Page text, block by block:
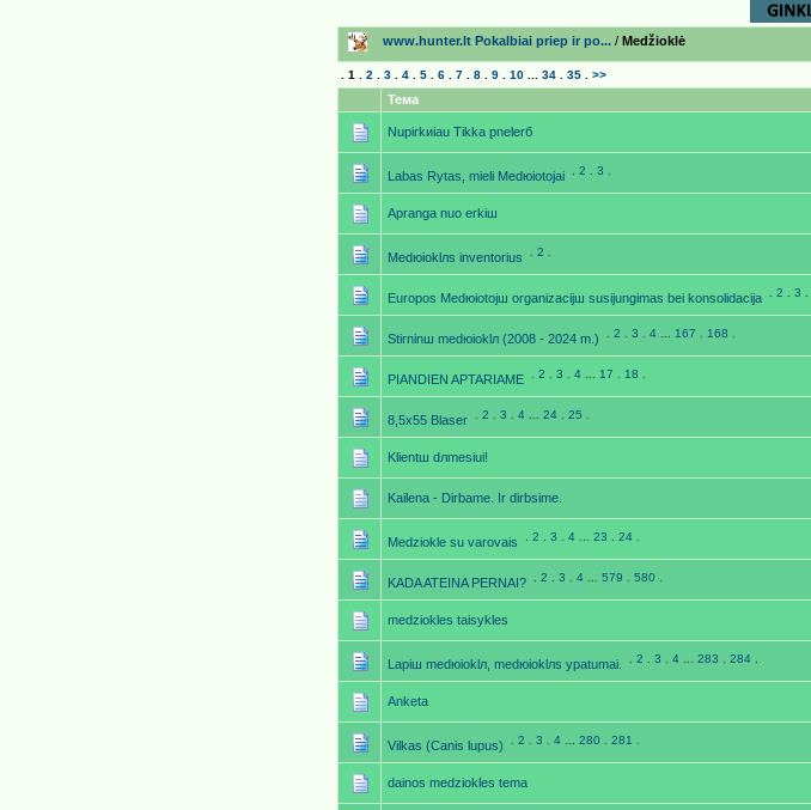
www.hunter.lt Pokalbiai prieр ir po... / Medžioklė
1 2 3 4 5 6 7 8 9 10 34 35 >>
Тема
Nupirkиiau Tikka р̣nelerб
Labas Rytas, mieli Medюiotojai 2 3
Apranga nuo erkiш
Medюioklлs inventorius 2
Europos Medюiotojш organizacijш susijungimas bei konsolidacija 2 3
Stirninш medюioklл (2008 - 2024 m.) 2 3 4 167 168
РIANDIEN APTARIAME 2 3 4 17 18
8,5x55 Blaser 2 3 4 24 25
Klientш dлmesiui!
Kailena - Dirbame. Ir dirbsime.
Medziokle su varovais 2 3 4 23 24
KADA ATEINA РERNAI? 2 3 4 579 580
medziokles taisykles
Lapiш medюioklл, medюioklлs ypatumai. 2 3 4 283 284
Anketa
Vilkas (Canis lupus) 2 3 4 280 281
dainos medziokles tema